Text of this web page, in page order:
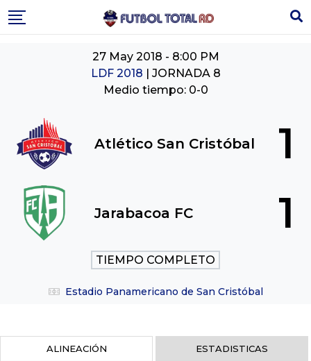
to
27 May 2018 - 8:00 PM
LDF 2018 | JORNADA 8
Medio tiempo: 0-0
Atlético San Cristóbal 1
Jarabacoa FC 1
TIEMPO COMPLETO
Estadio Panamericano de San Cristóbal
ALINEACIÓN ESTADISTICAS